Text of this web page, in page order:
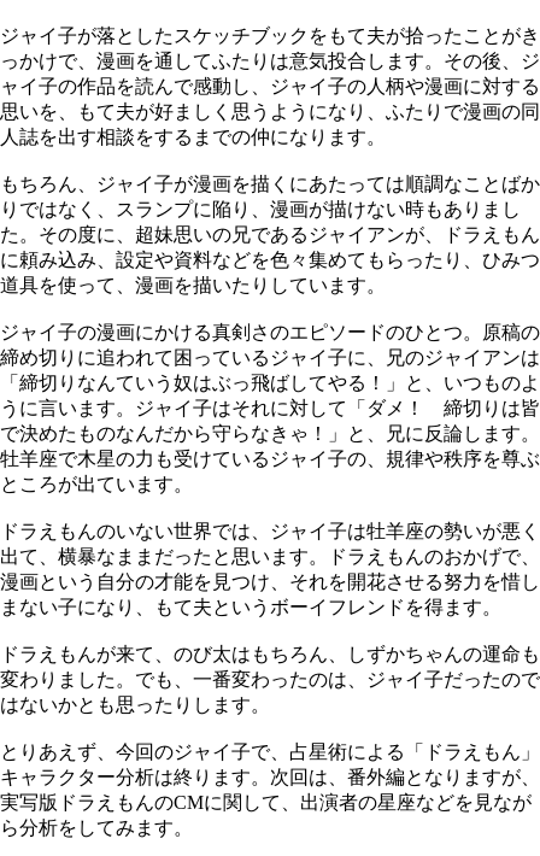
ジャイ子が落としたスケッチブックをもて夫が拾ったことがき
っかけで、漫画を通してふたりは意気投合します。その後、ジ
ャイ子の作品を読んで感動し、ジャイ子の人柄や漫画に対する
思いを、もて夫が好ましく思うようになり、ふたりで漫画の同
人誌を出す相談をするまでの仲になります。
もちろん、ジャイ子が漫画を描くにあたっては順調なことばか
りではなく、スランプに陥り、漫画が描けない時もありまし
た。その度に、超妹思いの兄であるジャイアンが、ドラえもん
に頼み込み、設定や資料などを色々集めてもらったり、ひみつ
道具を使って、漫画を描いたりしています。
ジャイ子の漫画にかける真剣さのエピソードのひとつ。原稿の
締め切りに追われて困っているジャイ子に、兄のジャイアンは
「締切りなんていう奴はぶっ飛ばしてやる！」と、いつものよ
うに言います。ジャイ子はそれに対して「ダメ！ 締切りは皆
で決めたものなんだから守らなきゃ！」と、兄に反論します。
牡羊座で木星の力も受けているジャイ子の、規律や秩序を尊ぶ
ところが出ています。
ドラえもんのいない世界では、ジャイ子は牡羊座の勢いが悪く
出て、横暴なままだったと思います。ドラえもんのおかげで、
漫画という自分の才能を見つけ、それを開花させる努力を惜し
まない子になり、もて夫というボーイフレンドを得ます。
ドラえもんが来て、のび太はもちろん、しずかちゃんの運命も
変わりました。でも、一番変わったのは、ジャイ子だったので
はないかとも思ったりします。
とりあえず、今回のジャイ子で、占星術による「ドラえもん」
キャラクター分析は終ります。次回は、番外編となりますが、
実写版ドラえもんのCMに関して、出演者の星座などを見なが
ら分析をしてみます。